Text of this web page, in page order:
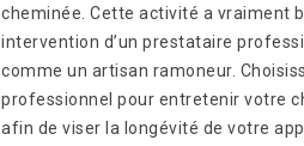
cheminée. Cette activité a vraiment
intervention d’un prestataire
comme un artisan ramoneur.
professionnel pour entretenir votre
afin de viser la longévité de votre